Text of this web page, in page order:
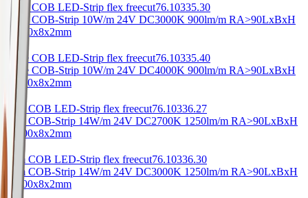
Libre COB LED-Strip flex freecut76.10335.30
Libre COB-Strip 10W/m 24V DC3000K 900lm/m RA>90LxBxH
50000x8x2mm
Libre COB LED-Strip flex freecut76.10335.40
Libre COB-Strip 10W/m 24V DC4000K 900lm/m RA>90LxBxH
50000x8x2mm
Flim COB LED-Strip flex freecut76.10336.27
Flim COB-Strip 14W/m 24V DC2700K 1250lm/m RA>90LxBxH
50000x8x2mm
Flim COB LED-Strip flex freecut76.10336.30
Flim COB-Strip 14W/m 24V DC3000K 1250lm/m RA>90LxBxH
50000x8x2mm